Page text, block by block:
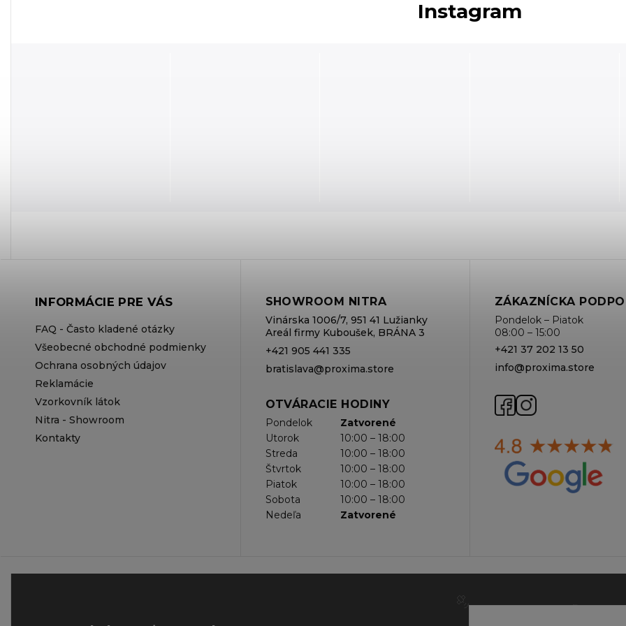
INFORMÁCIE PRE VÁS
FAQ - Často kladené otázky
Všeobecné obchodné podmienky
Ochrana osobných údajov
Reklamácie
Vzorkovník látok
Nitra - Showroom
Kontakty
SHOWROOM NITRA
Vinárska 1006/7, 951 41 Lužianky
Areál firmy Kuboušek, BRÁNA 3
+421 905 441 335
bratislava@proxima.store
OTVÁRACIE HODINY
Pondelok
Zatvorené
Utorok
10:00 – 18:00
Streda
10:00 – 18:00
Štvrtok
10:00 – 18:00
Piatok
10:00 – 18:00
Sobota
10:00 – 18:00
Nedeľa
Zatvorené
ZÁKAZNÍCKA
Pondelok – Piatok
08:00 – 15:00
+421 37 202 13 50
info@proxima.store
Instagram